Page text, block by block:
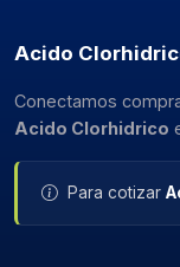
Acido
Conectamos
Acido Clorhidrico
Para cotizar